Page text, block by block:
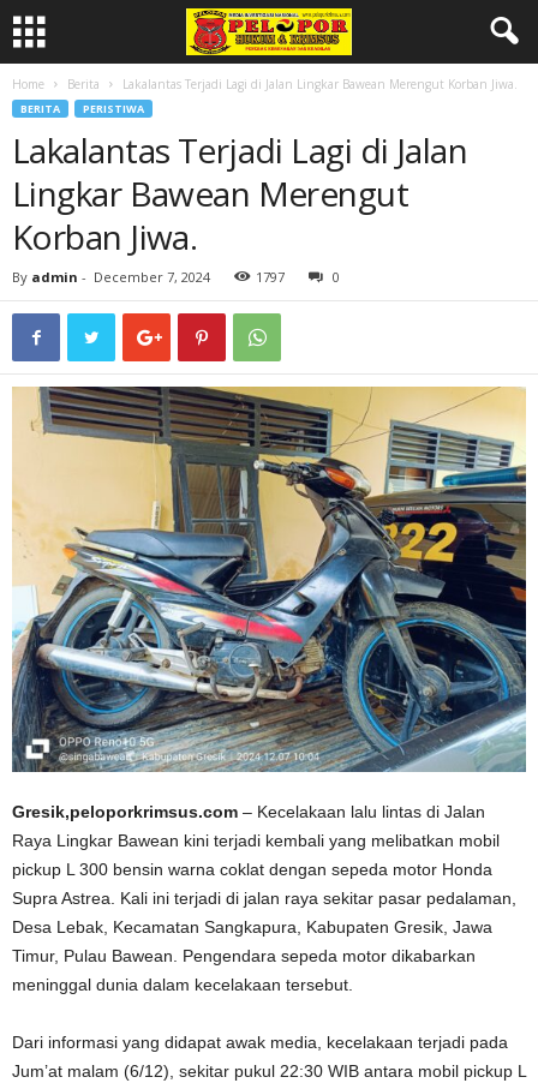
Home Berita Lakalantas Terjadi Lagi di Jalan Lingkar Bawean Merengut Korban Jiwa.
BERITA PERISTIWA
Lakalantas Terjadi Lagi di Jalan
Lingkar Bawean Merengut
Korban Jiwa.
By admin - December 7, 2024 1797 0
Gresik,peloporkrimsus.com – Kecelakaan lalu lintas di Jalan
Raya Lingkar Bawean kini terjadi kembali yang melibatkan mobil
pickup L 300 bensin warna coklat dengan sepeda motor Honda
Supra Astrea. Kali ini terjadi di jalan raya sekitar pasar pedalaman,
Desa Lebak, Kecamatan Sangkapura, Kabupaten Gresik, Jawa
Timur, Pulau Bawean. Pengendara sepeda motor dikabarkan
meninggal dunia dalam kecelakaan tersebut.
Dari informasi yang didapat awak media, kecelakaan terjadi pada
Jum’at malam (6/12), sekitar pukul 22:30 WIB antara mobil pickup L